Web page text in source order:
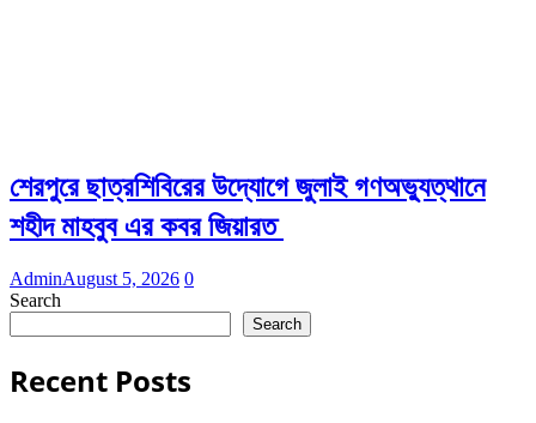
শেরপুরে ছাত্রশিবিরের উদ্যোগে জুলাই গণঅভ্যুত্থানে
শহীদ মাহবুব এর কবর জিয়ারত
AdminAugust 5, 2026 0
Search
Search
Recent Posts